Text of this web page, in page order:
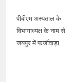
पीबीएम अस्पताल के
विभागाध्यक्ष के नाम से
जयपुर में फर्जीवाड़ा